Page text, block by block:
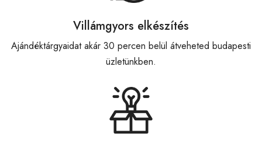
Villámgyors elkészítés
Ajándéktárgyaidat akár 30 percen belül átveheted budapesti
üzletünkben.